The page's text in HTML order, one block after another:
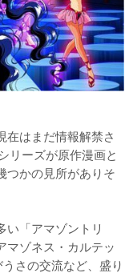
はまだ情報解禁さ
リーズが原作漫画と
つかの見所がありそ
「アマゾントリ
マゾネス・カルテッ
さの交流など、盛り